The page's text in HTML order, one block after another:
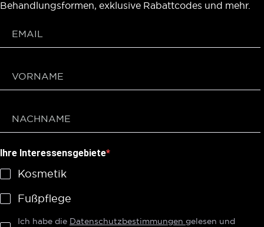
Behandlungsformen, exklusive Rabattcodes und mehr.
Ihre Interessensgebiete
Kosmetik
Fußpflege
Ich habe die Datenschutzbestimmungen gelesen und